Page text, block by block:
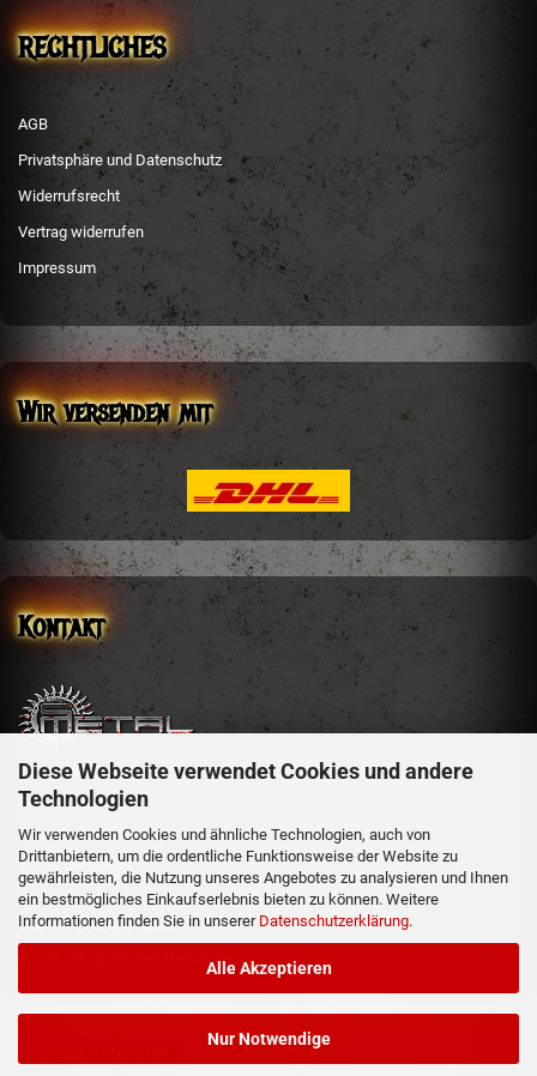
Diese Webseite verwendet Cookies und andere
Technologien
Wir verwenden Cookies und ähnliche Technologien, auch von
Drittanbietern, um die ordentliche Funktionsweise der Website zu
gewährleisten, die Nutzung unseres Angebotes zu analysieren und Ihnen
ein bestmögliches Einkaufserlebnis bieten zu können. Weitere
Informationen finden Sie in unserer Datenschutzerklärung.
Alle Akzeptieren
Nur Notwendige
RECHTLICHES
AGB
Privatsphäre und Datenschutz
Widerrufsrecht
Vertrag widerrufen
Impressum
Wir versenden mit
Kontakt
sm-metal-shop
Steffen Mehler
Schachen 51
36129 Gersfeld
Telefon: 06654/919358
e-mail: info@sm-metal-shop.de